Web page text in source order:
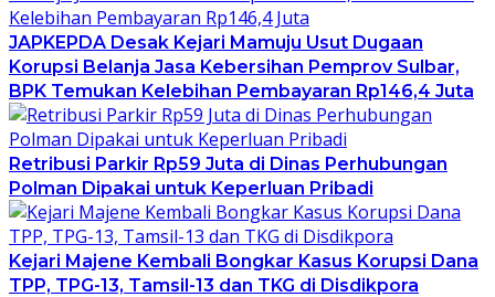
JAPKEPDA Desak Kejari Mamuju Usut Dugaan
Korupsi Belanja Jasa Kebersihan Pemprov Sulbar,
BPK Temukan Kelebihan Pembayaran Rp146,4 Juta
Retribusi Parkir Rp59 Juta di Dinas Perhubungan
Polman Dipakai untuk Keperluan Pribadi
Kejari Majene Kembali Bongkar Kasus Korupsi Dana
TPP, TPG-13, Tamsil-13 dan TKG di Disdikpora